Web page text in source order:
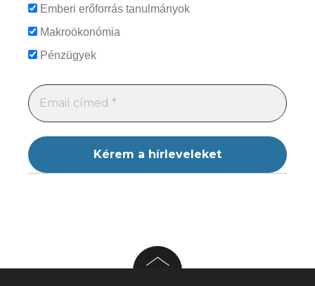
Emberi erőforrás tanulmányok
Makroökonómia
Pénzügyek